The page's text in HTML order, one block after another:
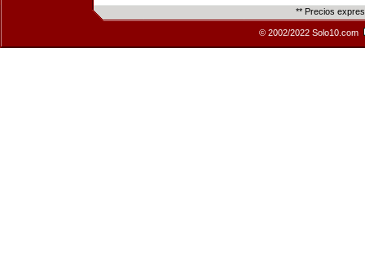
** Precios
© 2002/2022 Solo10.com